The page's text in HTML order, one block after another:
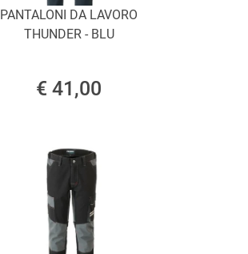
PANTALONI DA LAVORO
THUNDER - BLU
€ 41,00